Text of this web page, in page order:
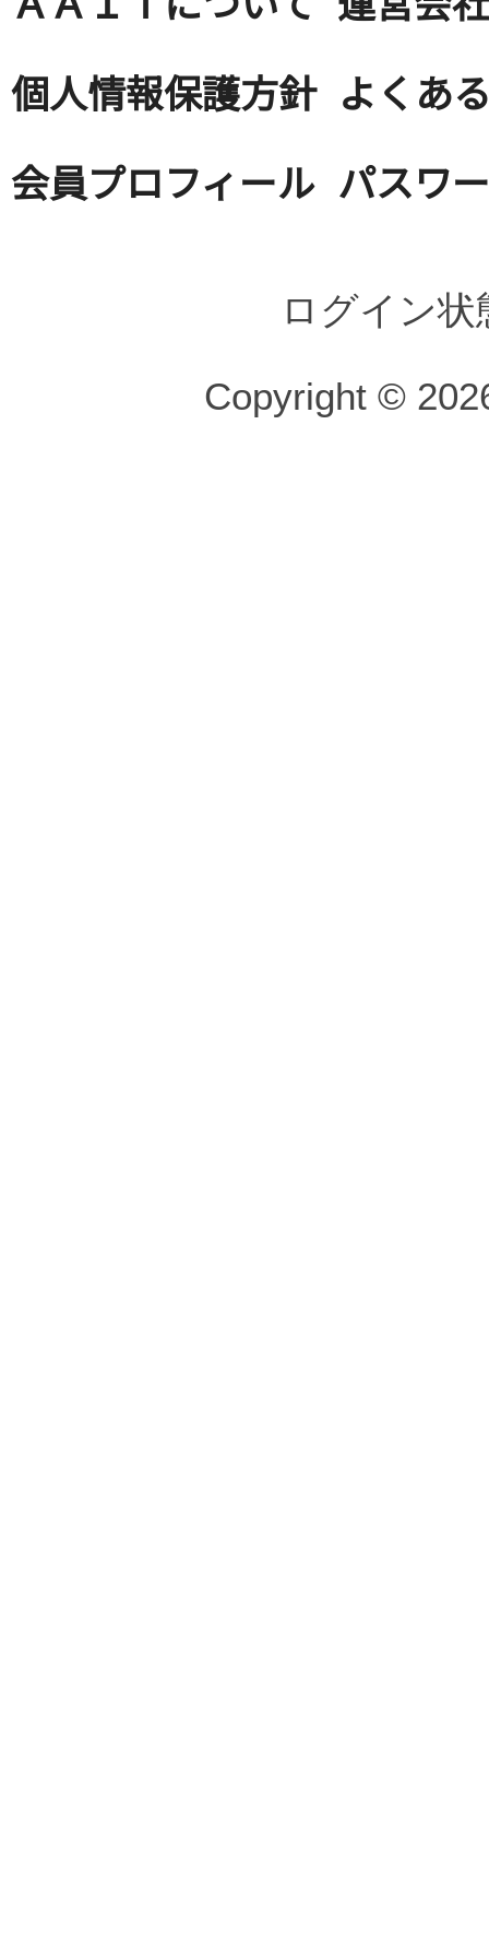
個人情報保護方針 よくあ
会員プロフィール パスワ
ログイン
Copyright ©